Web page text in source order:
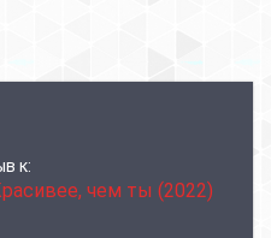
к:
чем ты (2022)